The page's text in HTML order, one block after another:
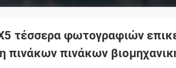
τέσσερα φωτογραφιών
πινάκων πινάκων